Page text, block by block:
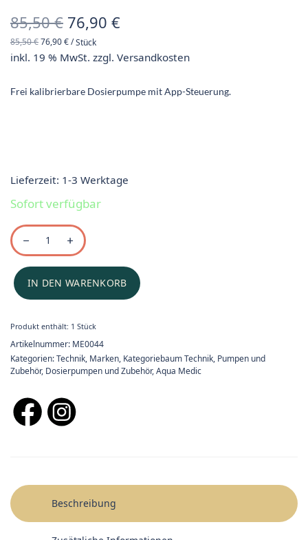
85,50€ Ursprünglicher
Preis war:
76,90€
85,50€76,90€/Stück
inkl. 19 % MwSt. zzgl.Versandkosten
Frei kalibrierbare Dosierpumpe mit App-Steuerung.
Lieferzeit: 1-3 Werktage
Sofort verfügbar
IN DEN WARENKORB
Produkt enthält: 1Stück
Artikelnummer: ME0044
Kategorien:Technik, Marken, Kategoriebaum Technik, Pumpen und
Zubehör, Dosierpumpen und Zubehör,Aqua Medic
Beschreibung